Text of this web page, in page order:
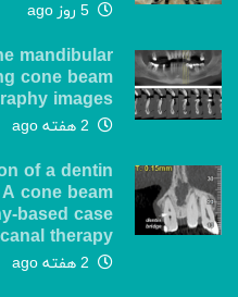
5 روز ago
mandibular
cone beam
images
2 هفته ago
of a dentin
cone beam
based case
therapy
2 هفته ago